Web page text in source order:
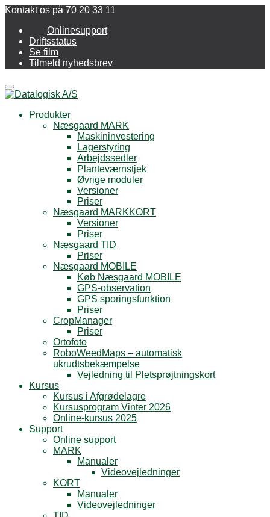
Kontakt os på 70 20 33 11
Onlinesupport
Driftsstatus
Se film
Tilmeld nyhedsbrev
Menu
Produkter
Næsgaard MARK
Maskininvestering
Lagerstyring
Arbejdssedler
Planteværnstjek
Øvrige moduler
Versioner
Priser
Næsgaard MARKKORT
Versioner
Priser
Næsgaard TID
Priser
Næsgaard MOBILE
Køb Næsgaard MOBILE
GPS-observation
GPS sporingsfunktion
Priser
CropManager
Priser
Ortofoto
RoboWeedMaps – automatisk
ukrudtsbekæmpelse
Vejledning til Pletsprøjtningskort
Kursus
Kursus i Afgrødelagre
Kursusprogram Vinter 2026
Online-kursus 2025
Support
Online support
MARK
Manualer
Videovejledninger
KORT
Manualer
Videovejledninger